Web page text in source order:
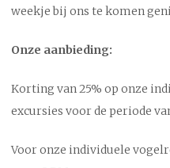
weekje bij ons te komen
Onze aanbieding:
Korting van 25% op onze
excursies voor de periode
Voor onze individuele